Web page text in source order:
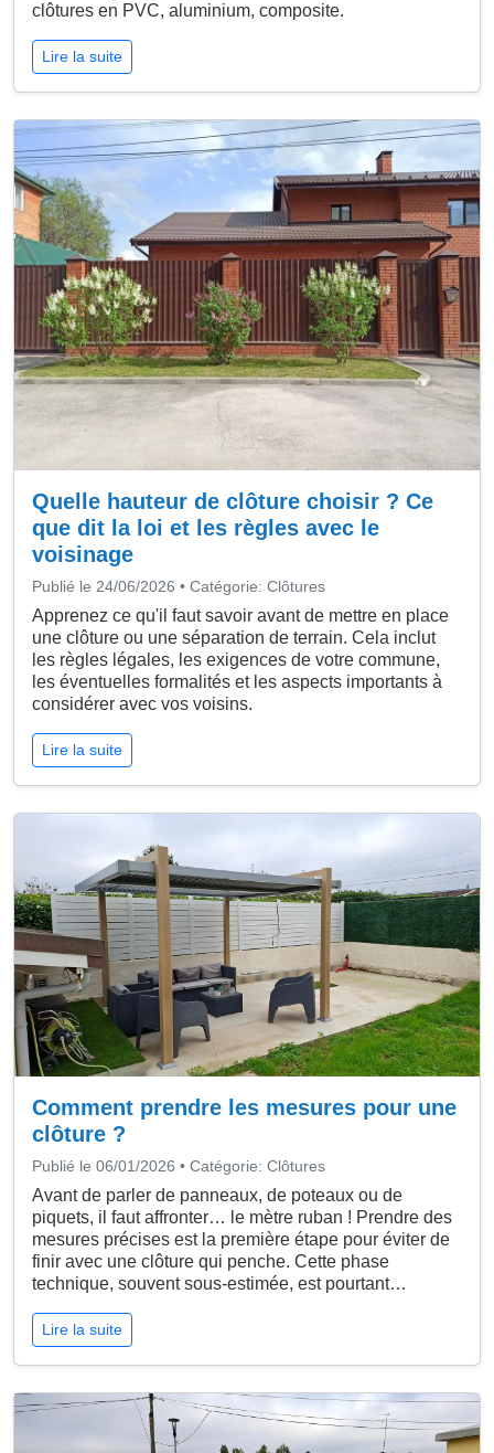
clôtures en PVC, aluminium, composite.
Lire la suite
Quelle hauteur de clôture choisir ? Ce
que dit la loi et les règles avec le
voisinage
Publié le 24/06/2026 • Catégorie: Clôtures
Apprenez ce qu'il faut savoir avant de mettre en place
une clôture ou une séparation de terrain. Cela inclut
les règles légales, les exigences de votre commune,
les éventuelles formalités et les aspects importants à
considérer avec vos voisins.
Lire la suite
Comment prendre les mesures pour une
clôture ?
Publié le 06/01/2026 • Catégorie: Clôtures
Avant de parler de panneaux, de poteaux ou de
piquets, il faut affronter… le mètre ruban ! Prendre des
mesures précises est la première étape pour éviter de
finir avec une clôture qui penche. Cette phase
technique, souvent sous-estimée, est pourtant…
Lire la suite